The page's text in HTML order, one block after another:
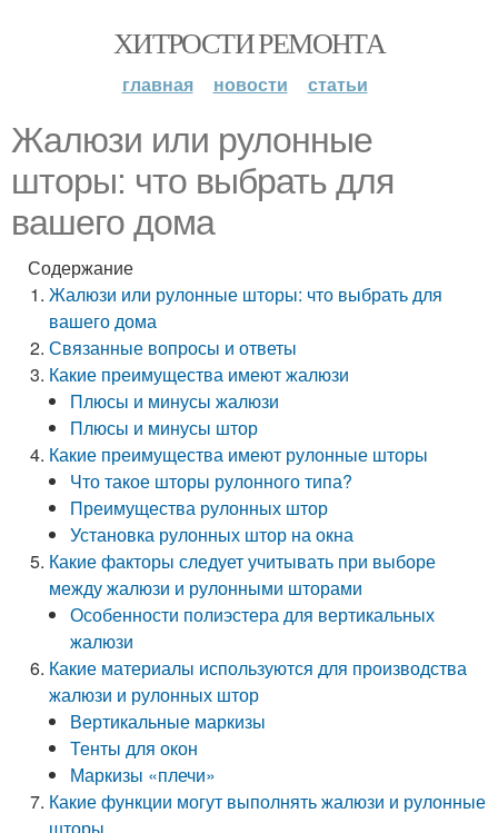
ХИТРОСТИ РЕМОНТА
главная новости статьи
Жалюзи или рулонные
шторы: что выбрать для
вашего дома
Содержание
Жалюзи или рулонные шторы: что выбрать для
вашего дома
Связанные вопросы и ответы
Какие преимущества имеют жалюзи
Плюсы и минусы жалюзи
Плюсы и минусы штор
Какие преимущества имеют рулонные шторы
Что такое шторы рулонного типа?
Преимущества рулонных штор
Установка рулонных штор на окна
Какие факторы следует учитывать при выборе
между жалюзи и рулонными шторами
Особенности полиэстера для вертикальных
жалюзи
Какие материалы используются для производства
жалюзи и рулонных штор
Вертикальные маркизы
Тенты для окон
Маркизы «плечи»
Какие функции могут выполнять жалюзи и рулонные